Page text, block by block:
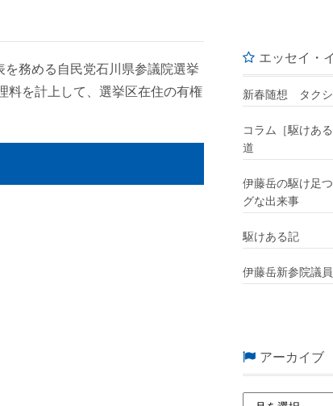
務める自民党石川県参議院選挙
料を計上して、選挙区在住の有権
エッセイ・
新春随想 タク
コラム［駆け
道
伊藤岳の駆け足
グな出来事
駆けある記
伊藤岳新参院議員
アーカイブ